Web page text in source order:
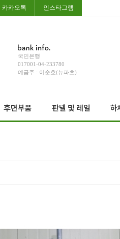
카카오톡 인스타그램
국민은행
017001-04-233780
예금주 : 이순호(뉴파츠)